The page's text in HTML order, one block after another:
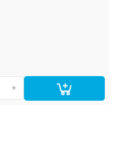
+